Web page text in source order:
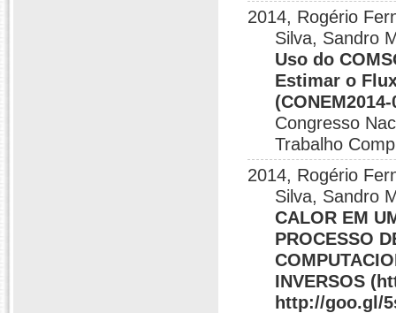
2014, Rogério
Silva, Sandro
Uso do
Estimar o
Congresso
Trabalho
2014, Rogério
Silva, Sandro
CALOR EM
PROCESSO
INVERSOS
http://goo.gl/